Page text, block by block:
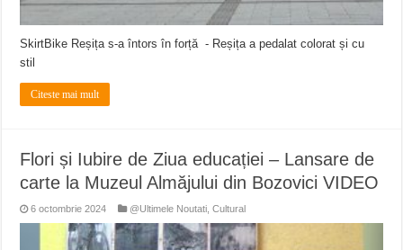
SkirtBike Reșița s-a întors în forță - Reșița a pedalat colorat și cu
stil
Citeste mai mult
Flori și Iubire de Ziua educației – Lansare de
carte la Muzeul Almăjului din Bozovici VIDEO
6 octombrie 2024 @Ultimele Noutati ,Cultural